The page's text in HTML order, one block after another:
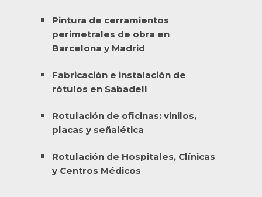
Pintura de cerramientos
perimetrales de obra en
Barcelona y Madrid
Fabricación e instalación de
rótulos en Sabadell
Rotulación de oficinas: vinilos,
placas y señalética
Rotulación de Hospitales, Clínicas
y Centros Médicos